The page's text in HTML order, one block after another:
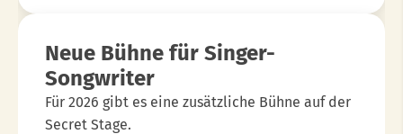
Secret
Stage
2026
Neue Bühne für Singer-
Songwriter
Für 2026 gibt es eine zusätzliche Bühne auf der
Secret Stage.